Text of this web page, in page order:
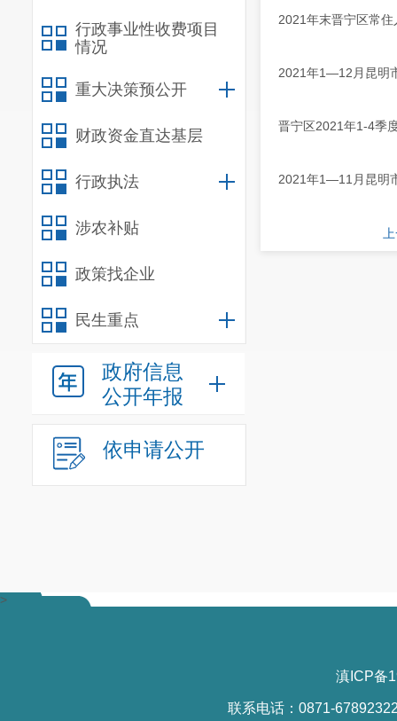
行政事业性收费项目
情况
重大决策预公开
财政资金直达基层
行政执法
涉农补贴
政策找企业
民生重点
政府信息
公开年报
依申请公开
2021年末晋宁区常
2021年1—12月昆明
晋宁区2021年1-4季
2021年1—11月昆明
>
滇ICP备
联系电话：0871-